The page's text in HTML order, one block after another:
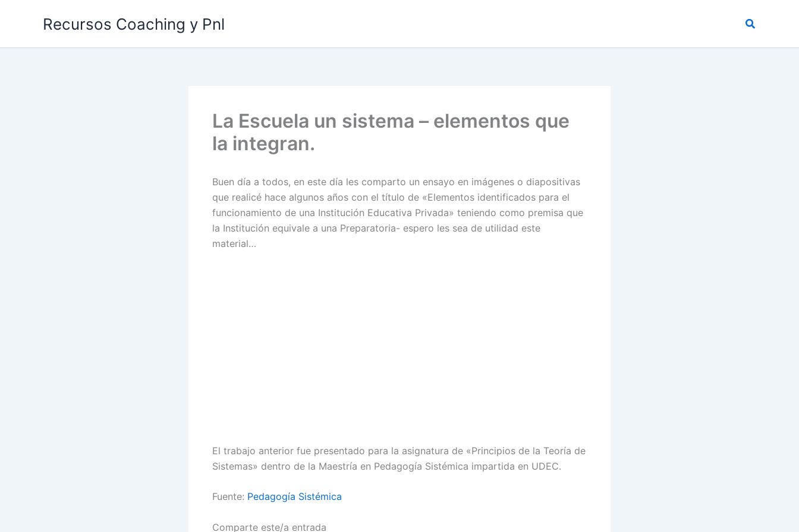
Recursos Coaching y Pnl Buscar
La Escuela un sistema – elementos que
la integran.
Buen día a todos, en este día les comparto un ensayo en imágenes o diapositivas
que realicé hace algunos años con el título de «Elementos identificados para el
funcionamiento de una Institución Educativa Privada» teniendo como premisa que
la Institución equivale a una Preparatoria- espero les sea de utilidad este
material…
El trabajo anterior fue presentado para la asignatura de «Principios de la Teoría de
Sistemas» dentro de la Maestría en Pedagogía Sistémica impartida en UDEC.
Fuente: Pedagogía Sistémica
Comparte este/a entrada